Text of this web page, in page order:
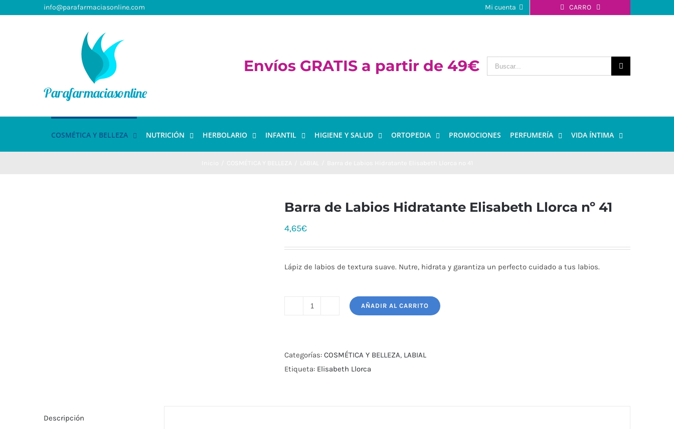
info@parafarmaciasonline.com Mi cuenta CARRO
Envíos GRATIS a partir de 49€
COSMÉTICA Y BELLEZA NUTRICIÓN HERBOLARIO INFANTIL HIGIENE Y SALUD ORTOPEDIA PROMOCIONES PERFUMERÍA VIDA ÍNTIMA
Barra de Labios Hidratante Elisabeth Llorca nº 41
4,65€
Lápiz de labios de textura suave. Nutre, hidrata y garantiza un perfecto cuidado a tus labios.
AÑADIR AL CARRITO
Categorías: COSMÉTICA Y BELLEZA, LABIAL
Etiqueta: Elisabeth Llorca
Descripción